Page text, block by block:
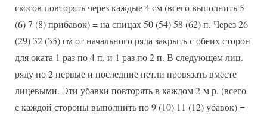
скосов повторять через каждые 4 см (всего выполнить 5
(6) 7 (8) прибавок) = на спицах 50 (54) 58 (62) п. Через 26
(29) 32 (35) см от начального ряда закрыть с обеих сторон
для оката 1 раз по 4 п. и 1 раз по 2 п. В следующем лиц.
ряду по 2 первые и последние петли провязать вместе
лицевыми. Эти убавки повторять в каждом 2-м р. (всего
с каждой стороны выполнить по 9 (10) 11 (12) убавок) =